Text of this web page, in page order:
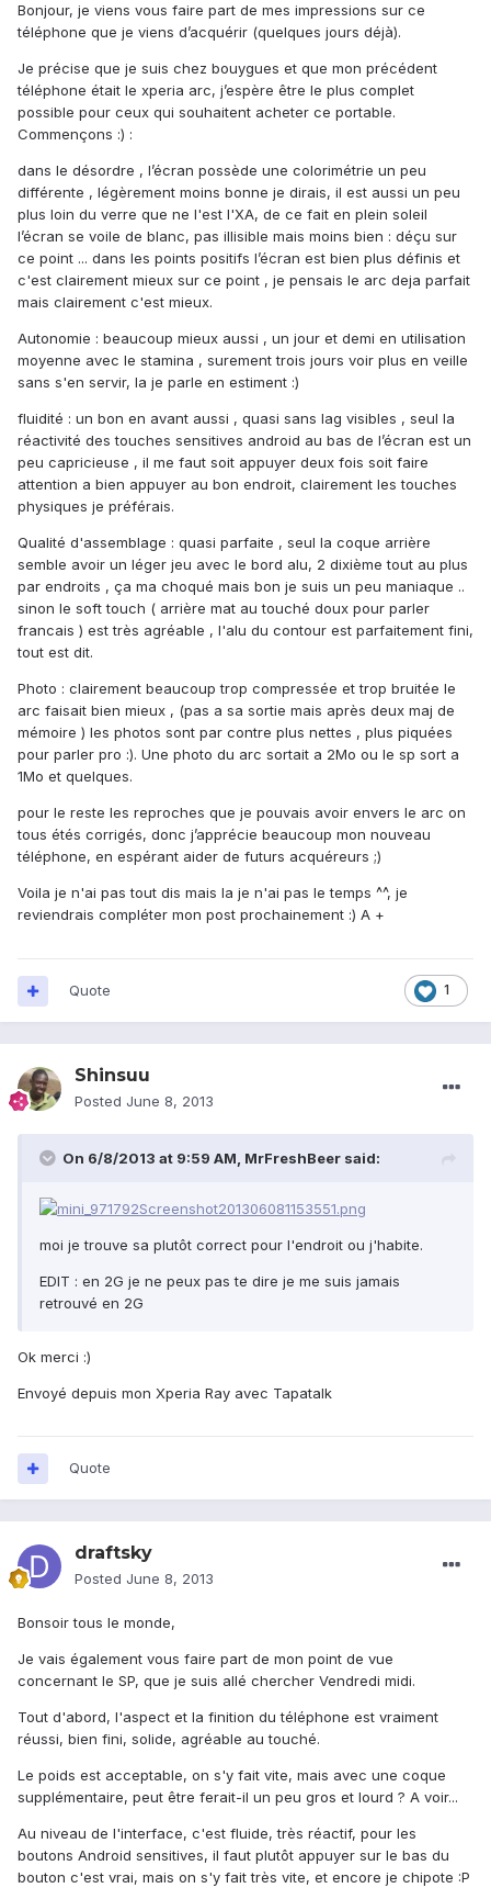
Bonjour, je viens vous faire part de mes impressions sur ce
téléphone que je viens d’acquérir (quelques jours déjà).
Je précise que je suis chez bouygues et que mon précédent
téléphone était le xperia arc, j’espère être le plus complet
possible pour ceux qui souhaitent acheter ce portable.
Commençons :) :
dans le désordre , l’écran possède une colorimétrie un peu
différente , légèrement moins bonne je dirais, il est aussi un peu
plus loin du verre que ne l'est l'XA, de ce fait en plein soleil
l’écran se voile de blanc, pas illisible mais moins bien : déçu sur
ce point ... dans les points positifs l’écran est bien plus définis et
c'est clairement mieux sur ce point , je pensais le arc deja parfait
mais clairement c'est mieux.
Autonomie : beaucoup mieux aussi , un jour et demi en utilisation
moyenne avec le stamina , surement trois jours voir plus en veille
sans s'en servir, la je parle en estiment :)
fluidité : un bon en avant aussi , quasi sans lag visibles , seul la
réactivité des touches sensitives android au bas de l’écran est un
peu capricieuse , il me faut soit appuyer deux fois soit faire
attention a bien appuyer au bon endroit, clairement les touches
physiques je préférais.
Qualité d'assemblage : quasi parfaite , seul la coque arrière
semble avoir un léger jeu avec le bord alu, 2 dixième tout au plus
par endroits , ça ma choqué mais bon je suis un peu maniaque ..
sinon le soft touch ( arrière mat au touché doux pour parler
francais ) est très agréable , l'alu du contour est parfaitement fini,
tout est dit.
Photo : clairement beaucoup trop compressée et trop bruitée le
arc faisait bien mieux , (pas a sa sortie mais après deux maj de
mémoire ) les photos sont par contre plus nettes , plus piquées
pour parler pro :). Une photo du arc sortait a 2Mo ou le sp sort a
1Mo et quelques.
pour le reste les reproches que je pouvais avoir envers le arc on
tous étés corrigés, donc j’apprécie beaucoup mon nouveau
téléphone, en espérant aider de futurs acquéreurs ;)
Voila je n'ai pas tout dis mais la je n'ai pas le temps ^^, je
reviendrais compléter mon post prochainement :) A +
1
Quote
Shinsuu
Posted June 8, 2013
On 6/8/2013 at 9:59 AM, MrFreshBeer said:
moi je trouve sa plutôt correct pour l'endroit ou j'habite.
EDIT : en 2G je ne peux pas te dire je me suis jamais
retrouvé en 2G
Ok merci :)
Envoyé depuis mon Xperia Ray avec Tapatalk
Quote
draftsky
Posted June 8, 2013
Bonsoir tous le monde,
Je vais également vous faire part de mon point de vue
concernant le SP, que je suis allé chercher Vendredi midi.
Tout d'abord, l'aspect et la finition du téléphone est vraiment
réussi, bien fini, solide, agréable au touché.
Le poids est acceptable, on s'y fait vite, mais avec une coque
supplémentaire, peut être ferait-il un peu gros et lourd ? A voir...
Au niveau de l'interface, c'est fluide, très réactif, pour les
boutons Android sensitives, il faut plutôt appuyer sur le bas du
bouton c'est vrai, mais on s'y fait très vite, et encore je chipote :P